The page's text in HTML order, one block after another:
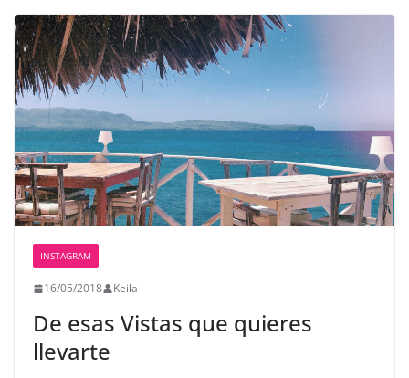
INSTAGRAM
16/05/2018 Keila
De esas Vistas que quieres
llevarte